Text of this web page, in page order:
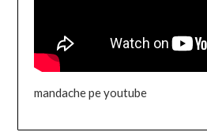
mandache pe youtube